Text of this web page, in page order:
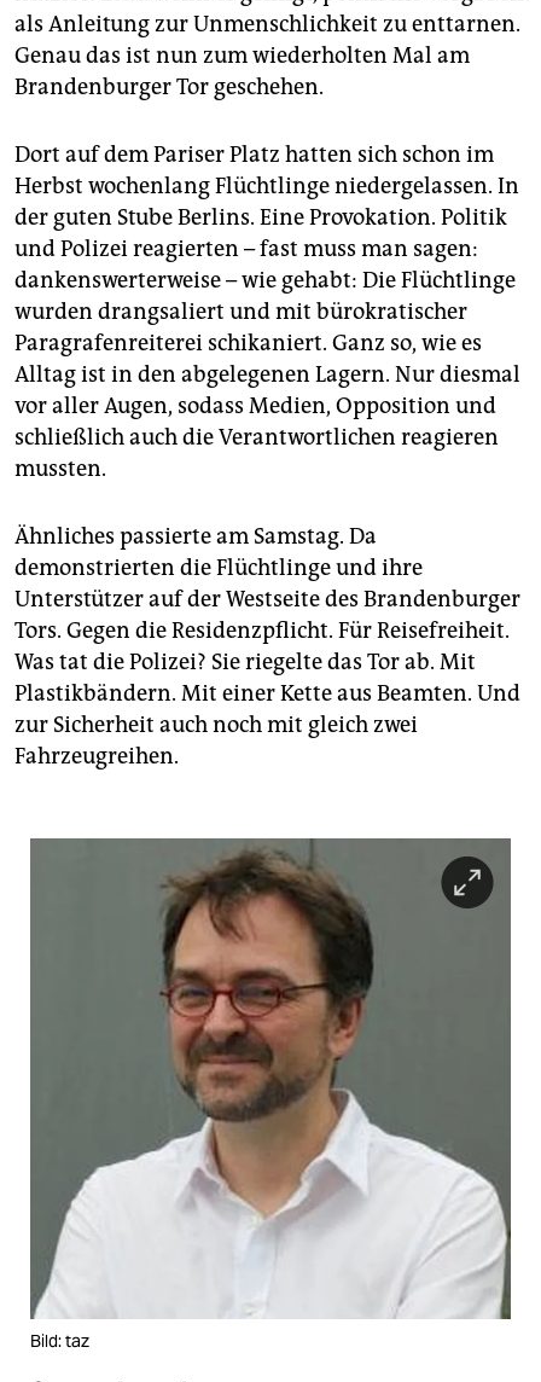
veranstaltungen
shop
unterstützen
abo
genossenschaft
epaper login
als Anleitung zur Unmenschlichkeit zu enttarnen.
Genau das ist nun zum wiederholten Mal am
Brandenburger Tor geschehen.
Dort auf dem Pariser Platz hatten sich schon im
Herbst wochenlang Flüchtlinge niedergelassen. In
der guten Stube Berlins. Eine Provokation. Politik
und Polizei reagierten – fast muss man sagen:
dankenswerterweise – wie gehabt: Die Flüchtlinge
wurden drangsaliert und mit bürokratischer
Paragrafenreiterei schikaniert. Ganz so, wie es
Alltag ist in den abgelegenen Lagern. Nur diesmal
vor aller Augen, sodass Medien, Opposition und
schließlich auch die Verantwortlichen reagieren
mussten.
Ähnliches passierte am Samstag. Da
demonstrierten die Flüchtlinge und ihre
Unterstützer auf der Westseite des Brandenburger
Tors. Gegen die Residenzpflicht. Für Reisefreiheit.
Was tat die Polizei? Sie riegelte das Tor ab. Mit
Plastikbändern. Mit einer Kette aus Beamten. Und
zur Sicherheit auch noch mit gleich zwei
Fahrzeugreihen.
Bild: taz